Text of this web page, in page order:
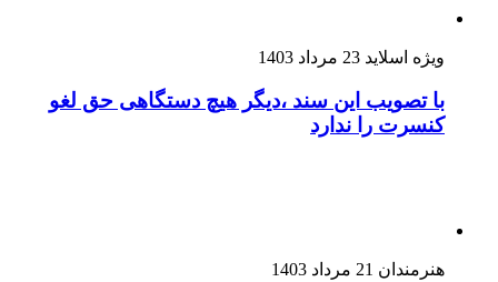
ویژه اسلاید 23 مرداد 1403
با تصویب این سند ،دیگر هیچ دستگاهی حق لغو
کنسرت را ندارد
هنرمندان 21 مرداد 1403